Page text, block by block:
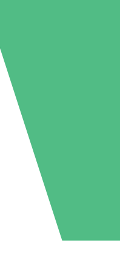
Individuels
Sans engagement